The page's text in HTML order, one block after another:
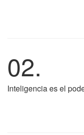
02.
Inteligencia es el